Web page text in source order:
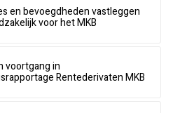
en bevoegdheden vastleggen
voor het MKB
voortgang in
Rentederivaten MKB